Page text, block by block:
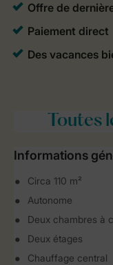
Toutes
Informations
Circa 110 m²
Autonome
Deux chambres à
Deux étages
Chauffage central